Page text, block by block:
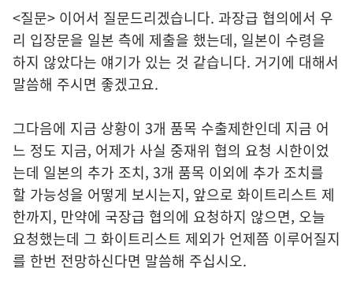
<질문> 이어서 질문드리겠습니다. 과장급 협의에서 우
리 입장문을 일본 측에 제출을 했는데, 일본이 수령을
하지 않았다는 얘기가 있는 것 같습니다. 거기에 대해서
말씀해 주시면 좋겠고요.
그다음에 지금 상황이 3개 품목 수출제한인데 지금 어
느 정도 지금, 어제가 사실 중재위 협의 요청 시한이었
는데 일본의 추가 조치, 3개 품목 이외에 추가 조치를
할 가능성을 어떻게 보시는지, 앞으로 화이트리스트 제
한까지, 만약에 국장급 협의에 요청하지 않으면, 오늘
요청했는데 그 화이트리스트 제외가 언제쯤 이루어질지
를 한번 전망하신다면 말씀해 주십시오.